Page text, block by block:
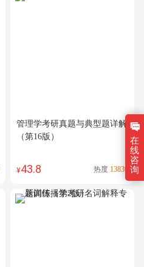
管理学考研真题与典型题详解
（第16版）
¥43.8 热度 13839
在
线
咨
询